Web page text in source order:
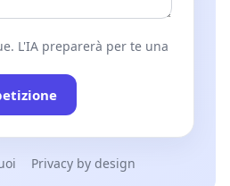
L'IA preparerà per te una
Privacy by design